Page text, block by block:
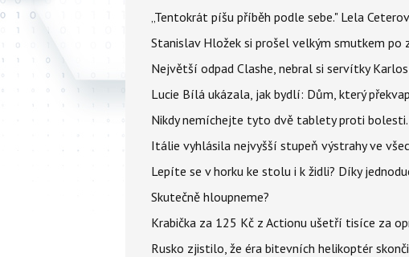
„Tentokrát píšu příběh podle sebe." Lela
Stanislav Hložek si prošel velkým smutkem
Největší odpad Clashe, nebral si servítky
Lucie Bílá ukázala, jak bydlí: Dům, který
Nikdy nemíchejte tyto dvě tablety proti
Itálie vyhlásila nejvyšší stupeň výstrahy ve
Lepíte se v horku ke stolu i k židli? Díky
Skutečně hloupneme?
Krabička za 125 Kč z Actionu ušetří tisíce za
Rusko zjistilo, že éra bitevních helikoptér